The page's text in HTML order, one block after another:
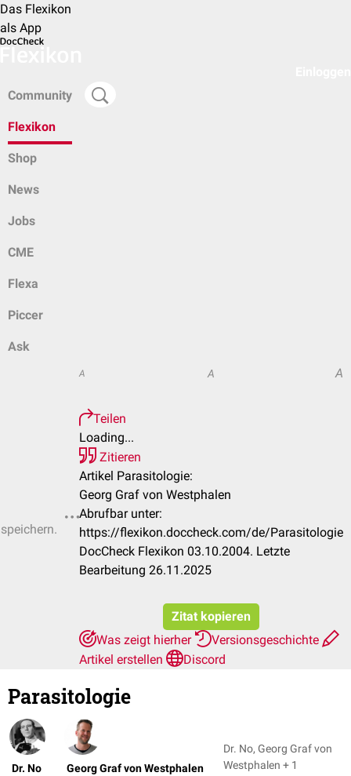
Das Flexikon
als App
Community
Flexikon
Shop
News
Jobs
CME
Flexa
Piccer
Ask
A A A
Teilen
Loading...
Zitieren
Artikel Parasitologie:
Georg Graf von Westphalen
Abrufbar unter:
https://flexikon.doccheck.com/de/Parasitologie
DocCheck Flexikon 03.10.2004. Letzte
Bearbeitung 26.11.2025
Zitat kopieren
Was zeigt hierher
Versionsgeschichte
Artikel erstellen
Discord
Parasitologie
Dr. No Georg Graf von Westphalen
Dr. No, Georg Graf von
Westphalen + 1